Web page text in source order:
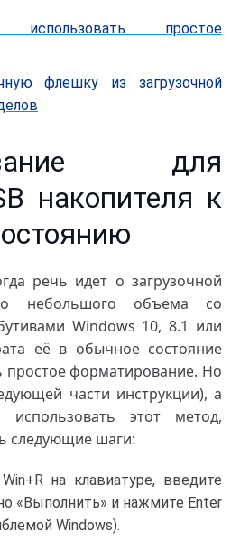
простое
флешку из загрузочной
для
накопителя к
речь идет о загрузочной
небольшого объема со
Windows 10, 8.1 или
её в обычное состояние
простое форматирование. Но
части инструкции), а
этот метод,
следующие шаги:
на клавиатуре, введите
«Выполнить» и нажмите Enter
Windows).